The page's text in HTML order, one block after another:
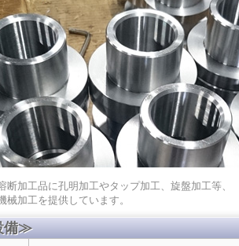
断加工品に孔明加工やタップ加工、旋盤加工等、
加工を提供しています。
備≫